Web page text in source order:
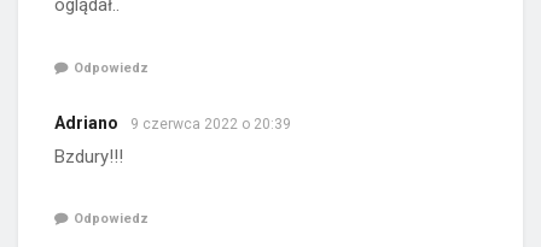
oglądał..
Odpowiedz
Adriano 9 czerwca 2022 o 20:39
Bzdury!!!
Odpowiedz